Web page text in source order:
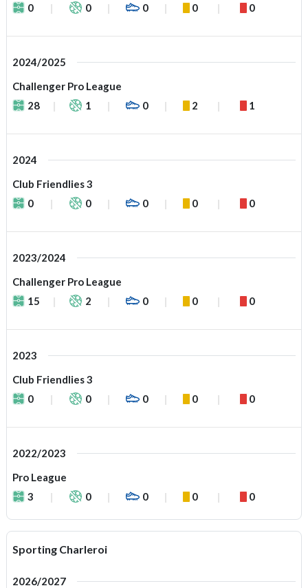
0
0 0 0 0
2024/2025
Challenger Pro League
28
1 0 2 1
2024
Club Friendlies 3
0
0 0 0 0
2023/2024
Challenger Pro League
15
2 0 0 0
2023
Club Friendlies 3
0
0 0 0 0
2022/2023
Pro League
3
0 0 0 0
Sporting Charleroi
2026/2027